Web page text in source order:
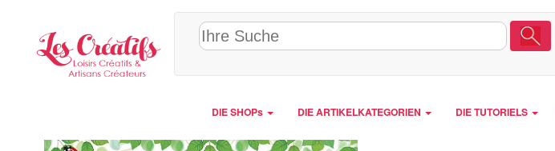
DIE SHOPs DIE ARTIKELKATEGORIEN DIE TUTORIELS